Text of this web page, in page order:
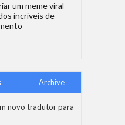
um meme viral
incríveis de
Archive
novo tradutor para